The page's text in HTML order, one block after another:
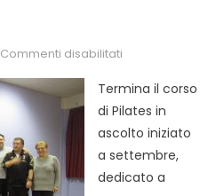
Commenti disabilitatisu
in
ascolto
Termina il corso
di Pilates in
ascolto iniziato
a settembre,
dedicato a